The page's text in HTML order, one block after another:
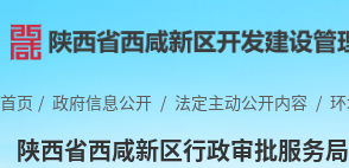
首页 / 政府信息公开 / 法定主动公开内容 /
陕西省西咸新区行政审批服务